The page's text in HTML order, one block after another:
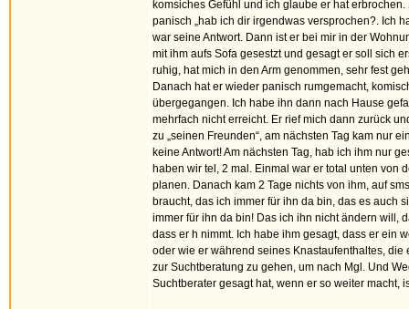
komsiches Gefühl und ich glaube er hat
panisch „hab ich dir irgendwas versprochen?. Ich
war seine Antwort. Dann ist er bei mir in der
mit ihm aufs Sofa gesestzt und gesagt er soll sich
ruhig, hat mich in den Arm genommen, sehr fest
Danach hat er wieder panisch rumgemacht,
übergegangen. Ich habe ihn dann nach Hause
mehrfach nicht erreicht. Er rief mich dann zurück
zu „seinen Freunden“, am nächsten Tag kam nur
keine Antwort! Am nächsten Tag, hab ich ihm nur
haben wir tel, 2 mal. Einmal war er total unten von
planen. Danach kam 2 Tage nichts von ihm, auf
braucht, das ich immer für ihn da bin, das es auch
immer für ihn da bin! Das ich ihn nicht ändern will,
dass er h nimmt. Ich habe ihm gesagt, dass er ein
oder wie er während seines Knastaufenthaltes,
zur Suchtberatung zu gehen, um nach Mgl. Und
Suchtberater gesagt hat, wenn er so weiter macht,